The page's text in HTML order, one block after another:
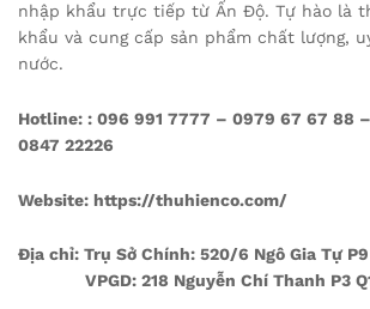
nhập khẩu trực tiếp từ Ấn Độ. Tự hào là
khẩu và cung cấp sản phẩm chất lượng,
nước.
Hotline: : 096 991 7777 – 0979 67 67 88
0847 22226
Website: https://thuhienco.com/
Địa chỉ: Trụ Sở Chính: 520/6 Ngô Gia Tự P9
VPGD: 218 Nguyễn Chí Thanh P3